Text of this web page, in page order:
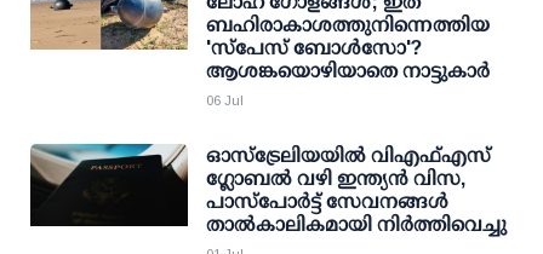
ബഹിരാകാശത്തുനിന്നെത്തിയ
'സ്പേസ് ബോൾസോ'?
ആശങ്കയൊഴിയാതെ നാട്ടുകാർ
06 Jul
ഓസ്‌ട്രേലിയയിൽ വിഎഫ്എസ്
ഗ്ലോബൽ വഴി ഇന്ത്യൻ വിസ,
പാസ്‌പോർട്ട് സേവനങ്ങൾ
താൽകാലികമായി നിർത്തിവെച്ചു